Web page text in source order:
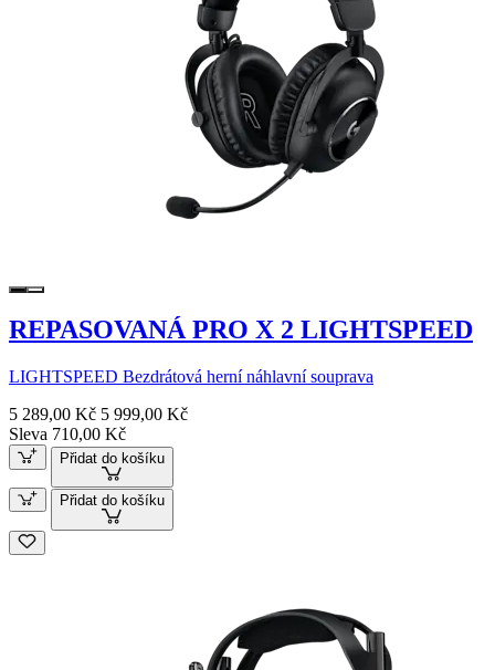
REPASOVANÁ PRO X 2 LIGHTSPEED
LIGHTSPEED Bezdrátová herní náhlavní souprava
5 289,00 Kč 5 999,00 Kč
Sleva 710,00 Kč
Přidat do košíku
Přidat do košíku